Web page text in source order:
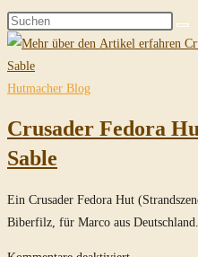
Suche
umschalten
Diese
Website
durchsuchen
Hutmacher Blog
Crusader Fedora
Sable
Ein Crusader Fedora Hut
Biberfilz, für Marco aus Deutschland.